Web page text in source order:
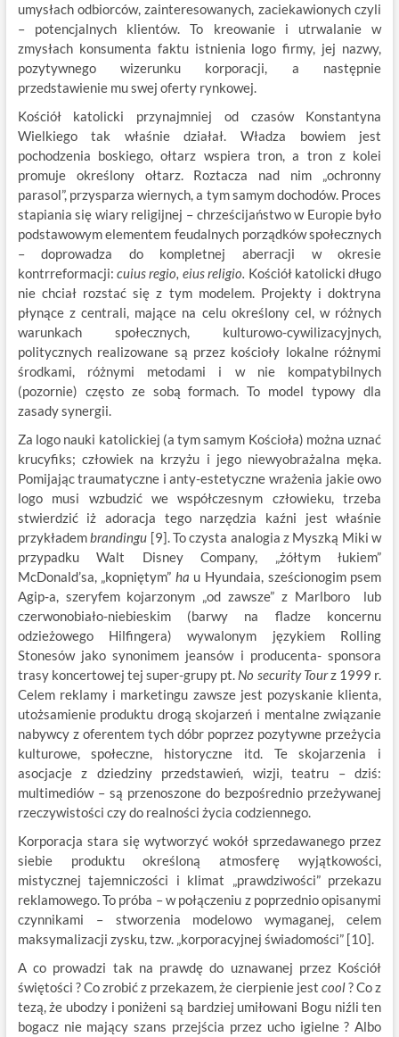
umysłach odbiorców, zainteresowanych, zaciekawionych czyli
– potencjalnych klientów. To kreowanie i utrwalanie w
zmysłach konsumenta faktu istnienia logo firmy, jej nazwy,
pozytywnego wizerunku korporacji, a następnie
przedstawienie mu swej oferty rynkowej.
Kościół katolicki przynajmniej od czasów Konstantyna
Wielkiego tak właśnie działał. Władza bowiem jest
pochodzenia boskiego, ołtarz wspiera tron, a tron z kolei
promuje określony ołtarz. Roztacza nad nim „ochronny
parasol”, przysparza wiernych, a tym samym dochodów. Proces
stapiania się wiary religijnej – chrześcijaństwo w Europie było
podstawowym elementem feudalnych porządków społecznych
– doprowadza do kompletnej aberracji w okresie
kontrreformacji:cuius regio, eius religio. Kościół katolicki długo
nie chciał rozstać się z tym modelem. Projekty i doktryna
płynące z centrali, mające na celu określony cel, w różnych
warunkach społecznych, kulturowo-cywilizacyjnych,
politycznych realizowane są przez kościoły lokalne różnymi
środkami, różnymi metodami i w nie kompatybilnych
(pozornie) często ze sobą formach. To model typowy dla
zasady synergii.
Za logo nauki katolickiej (a tym samym Kościoła) można uznać
krucyfiks; człowiek na krzyżu i jego niewyobrażalna męka.
Pomijając traumatyczne i anty-estetyczne wrażenia jakie owo
logo musi wzbudzić we współczesnym człowieku, trzeba
stwierdzić iż adoracja tego narzędzia kaźni jest właśnie
przykładembrandingu [9]. To czysta analogia z Myszką Miki w
przypadku Walt Disney Company, „żółtym łukiem”
McDonald’sa, „kopniętym” ha u Hyundaia, sześcionogim psem
Agip-a, szeryfem kojarzonym „od zawsze” z Marlboro lub
czerwonobiało-niebieskim (barwy na fladze koncernu
odzieżowego Hilfingera) wywalonym językiem Rolling
Stonesów jako synonimem jeansów i producenta- sponsora
trasy koncertowej tej super-grupy pt. No security Tourz 1999 r.
Celem reklamy i marketingu zawsze jest pozyskanie klienta,
utożsamienie produktu drogą skojarzeń i mentalne związanie
nabywcy z oferentem tych dóbr poprzez pozytywne przeżycia
kulturowe, społeczne, historyczne itd. Te skojarzenia i
asocjacje z dziedziny przedstawień, wizji, teatru – dziś:
multimediów – są przenoszone do bezpośrednio przeżywanej
rzeczywistości czy do realności życia codziennego.
Korporacja stara się wytworzyć wokół sprzedawanego przez
siebie produktu określoną atmosferę wyjątkowości,
mistycznej tajemniczości i klimat „prawdziwości” przekazu
reklamowego. To próba – w połączeniu z poprzednio opisanymi
czynnikami – stworzenia modelowo wymaganej, celem
maksymalizacji zysku, tzw. „korporacyjnej świadomości” [10].
A co prowadzi tak na prawdę do uznawanej przez Kościół
świętości ? Co zrobić z przekazem, że cierpienie jest cool? Co z
tezą, że ubodzy i poniżeni są bardziej umiłowani Bogu niźli ten
bogacz nie mający szans przejścia przez ucho igielne ? Albo